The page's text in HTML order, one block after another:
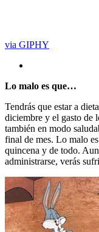
via GIPHY
Lo malo es que…
Tendrás que estar a
diciembre y el gasto de
también en modo
final de mes. Lo malo
quincena y de todo.
administrarse, verás